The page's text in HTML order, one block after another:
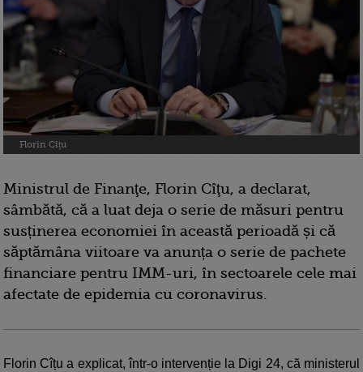
Florin Cîțu
Ministrul de Finanţe, Florin Cîţu, a declarat,
sâmbătă, că a luat deja o serie de măsuri pentru
susținerea economiei în această perioadă și că
săptămâna viitoare va anunța o serie de pachete
financiare pentru IMM-uri, în sectoarele cele mai
afectate de epidemia cu coronavirus.
Florin Cîțu a explicat, într-o intervenție la Digi 24, că ministerul